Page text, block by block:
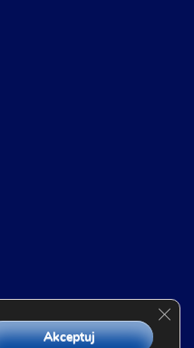
Akceptuj